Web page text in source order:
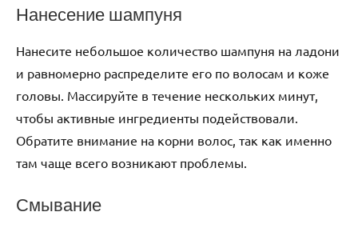
Нанесение шампуня
Нанесите небольшое количество шампуня на ладони
и равномерно распределите его по волосам и коже
головы. Массируйте в течение нескольких минут,
чтобы активные ингредиенты подействовали.
Обратите внимание на корни волос, так как именно
там чаще всего возникают проблемы.
Смывание